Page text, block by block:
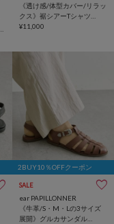
《透け感/体型カバー/リラッ
クス》裾シアーTシャツ
26【SUM1 STYLE(スミスタ
¥11,000
2BUY10％OFFクーポン
SALE
ear PAPILLONNER
《牛革/S・M・Lの3サイズ
展開》グルカサンダル